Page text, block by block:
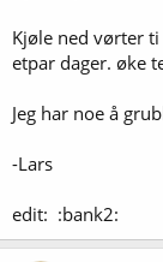
Kjøle ned vørter
etpar dager. øke
Jeg har noe å
-Lars
edit: :bank2: